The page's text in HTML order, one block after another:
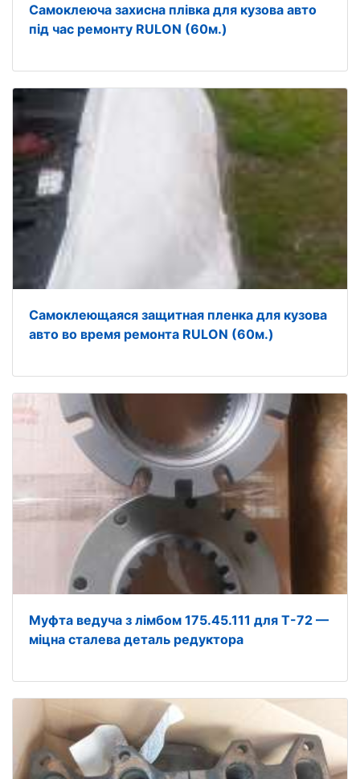
Самоклеюча захисна плівка для кузова авто
під час ремонту RULON (60м.)
Самоклеющаяся защитная пленка для кузова
авто во время ремонта RULON (60м.)
Муфта ведуча з лімбом 175.45.111 для Т-72 —
міцна сталева деталь редуктора